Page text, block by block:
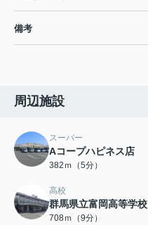
備考
周辺施設
スーパー
Aコープハピネス店
382ｍ（5分）
高校
群馬県立富岡高等学校
708ｍ（9分）